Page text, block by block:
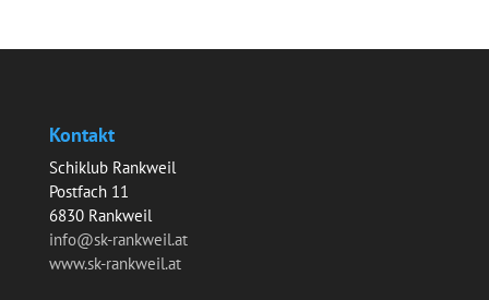
Kontakt
Schiklub Rankweil
Postfach 11
6830 Rankweil
info@sk-rankweil.at
www.sk-rankweil.at